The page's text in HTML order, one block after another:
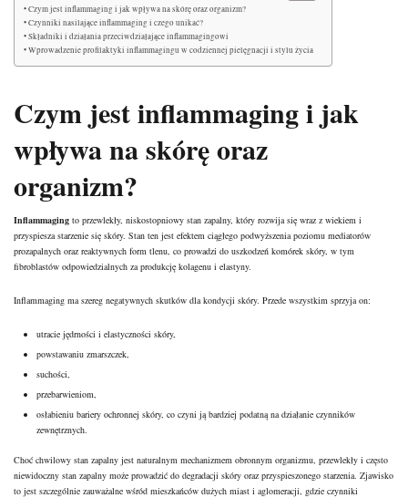
Czym jest inflammaging i jak wpływa na skórę oraz organizm?
Czynniki nasilające inflammaging i czego unikać?
Składniki i działania przeciwdziałające inflammagingowi
Wprowadzenie profilaktyki inflammagingu w codziennej pielęgnacji i stylu życia
Czym jest inflammaging i jak
wpływa na skórę oraz
organizm?
Inflammaging to przewlekły, niskostopniowy stan zapalny, który rozwija się wraz z wiekiem i
przyspiesza starzenie się skóry. Stan ten jest efektem ciągłego podwyższenia poziomu mediatorów
prozapalnych oraz reaktywnych form tlenu, co prowadzi do uszkodzeń komórek skóry, w tym
fibroblastów odpowiedzialnych za produkcję kolagenu i elastyny.
Inflammaging ma szereg negatywnych skutków dla kondycji skóry. Przede wszystkim sprzyja on:
utracie jędrności i elastyczności skóry,
powstawaniu zmarszczek,
suchości,
przebarwieniom,
osłabieniu bariery ochronnej skóry, co czyni ją bardziej podatną na działanie czynników
zewnętrznych.
Choć chwilowy stan zapalny jest naturalnym mechanizmem obronnym organizmu, przewlekły i często
niewidoczny stan zapalny może prowadzić do degradacji skóry oraz przyspieszonego starzenia. Zjawisko
to jest szczególnie zauważalne wśród mieszkańców dużych miast i aglomeracji, gdzie czynniki